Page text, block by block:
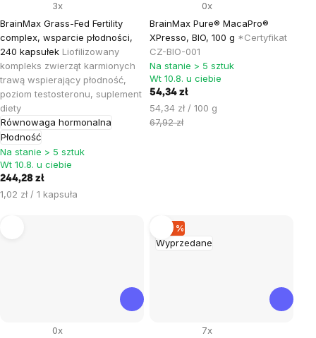
BrainMax Grass-Fed Fertility
complex, wsparcie płodności,
240 kapsułek Liofilizowany
kompleks zwierząt karmionych
trawą wspierający płodność,
poziom testosteronu, suplement
diety
Równowaga hormonalna
Płodność
3x
Na stanie > 5 sztuk
Wt 10.8. u ciebie
244,28 zł
Cena
1,02 zł / 1 kapsuła
BrainMax Pure® MacaPro®
XPresso, BIO, 100 g *Certyfikat
CZ-BIO-001
0x
Na stanie > 5 sztuk
Wt 10.8. u ciebie
54,34 zł
Cena
jednostkowa:
54,34 zł / 100 g
67,92 zł
0x
Wyprzedane
–23 %
7x